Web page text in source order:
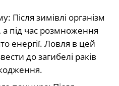
Після зимівлі організм
а під час розмноження
енергії. Ловля в цей
до загибелі раків